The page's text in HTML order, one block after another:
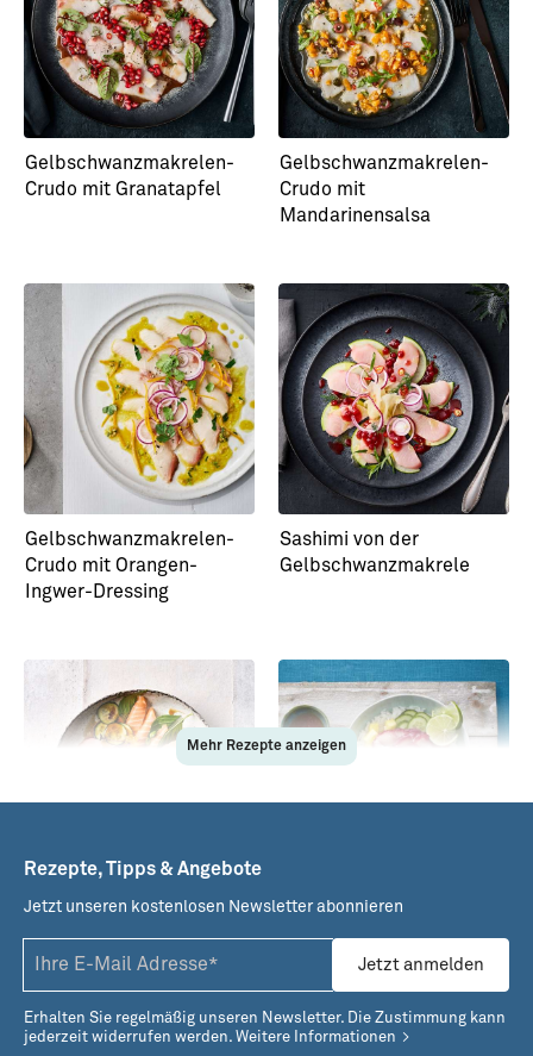
und Buttermilch-Dressing
mit Schmorgurke
Gelbschwanzmakrelen-
Crudo mit Granatapfel
Gelbschwanzmakrelen-
Crudo mit
Mandarinensalsa
Gelbschwanzmakrelen-
Crudo mit Orangen-
Ingwer-Dressing
Sashimi von der
Gelbschwanzmakrele
Sashimi von Lachs,
Thunfisch und Hamachi
Bowl mit gebeizter
Gelbschwanzmakrele
Mehr Rezepte anzeigen
Rezepte, Tipps & Angebote
Jetzt unseren kostenlosen Newsletter abonnieren
Jetzt anmelden
Erhalten Sie regelmäßig unseren Newsletter. Die Zustimmung kann
jederzeit widerrufen werden. Weitere Informationen